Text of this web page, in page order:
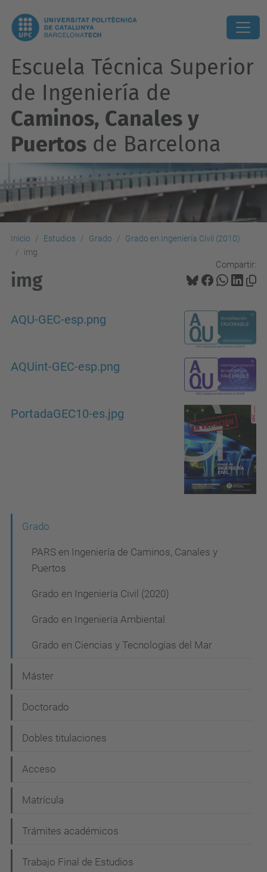
Escuela Técnica Superior
de Ingeniería de
Caminos, Canales y
Puertos de Barcelona
Inicio Estudios Grado
Grado en Ingeniería Civil (2010)
img
Compartir:
img
AQU-GEC-esp.png
AQUint-GEC-esp.png
PortadaGEC10-es.jpg
i
ó
Grado
PARS en Ingeniería de Caminos, Canales y
Puertos
Grado en Ingeniería Civil (2020)
Grado en Ingeniería Ambiental
Grado en Ciencias y Tecnologías del Mar
Máster
Doctorado
Dobles titulaciones
Acceso
Matrícula
Trámites académicos
Trabajo Final de Estudios